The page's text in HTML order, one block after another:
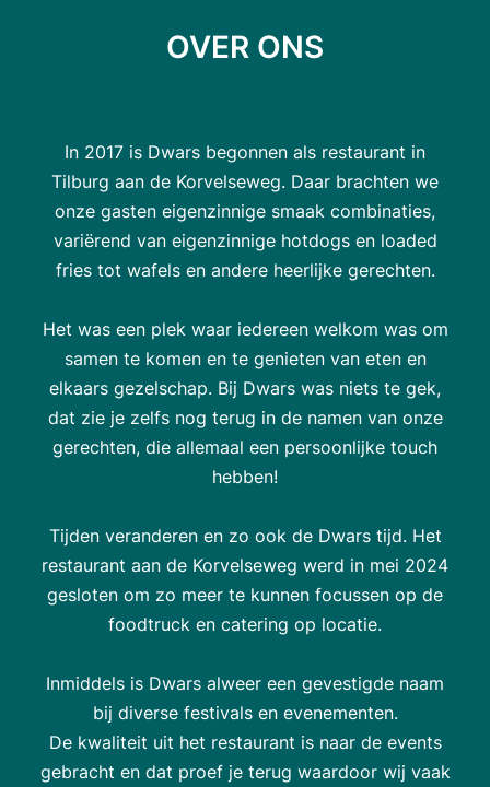
OVER ONS
In 2017 is Dwars begonnen als restaurant in
Tilburg aan de Korvelseweg. Daar brachten we
onze gasten eigenzinnige smaak combinaties,
variërend van eigenzinnige hotdogs en loaded
fries tot wafels en andere heerlijke gerechten.
Het was een plek waar iedereen welkom was om
samen te komen en te genieten van eten en
elkaars gezelschap. Bij Dwars was niets te gek,
dat zie je zelfs nog terug in de namen van onze
gerechten, die allemaal een persoonlijke touch
hebben!
Tijden veranderen en zo ook de Dwars tijd. Het
restaurant aan de Korvelseweg werd in mei 2024
gesloten om zo meer te kunnen focussen op de
foodtruck en catering op locatie.
Inmiddels is Dwars alweer een gevestigde naam
bij diverse festivals en evenementen.
De kwaliteit uit het restaurant is naar de events
gebracht en dat proef je terug waardoor wij vaak